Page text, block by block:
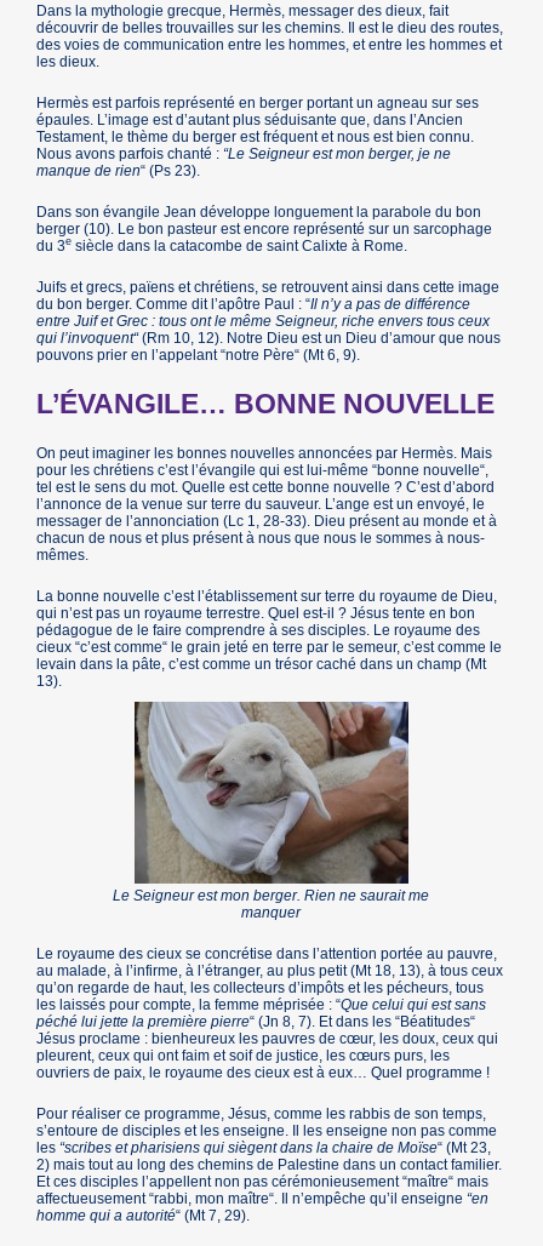
Dans la mythologie grecque, Hermès, messager des dieux, fait
découvrir de belles trouvailles sur les chemins. Il est le dieu des routes,
des voies de communication entre les hommes, et entre les hommes et
les dieux.
Hermès est parfois représenté en berger portant un agneau sur ses
épaules. L’image est d’autant plus séduisante que, dans l’Ancien
Testament, le thème du berger est fréquent et nous est bien connu.
Nous avons parfois chanté : “Le Seigneur est mon berger, je ne
manque de rien“ (Ps 23).
Dans son évangile Jean développe longuement la parabole du bon
berger (10). Le bon pasteur est encore représenté sur un sarcophage
du 3e siècle dans la catacombe de saint Calixte à Rome.
Juifs et grecs, païens et chrétiens, se retrouvent ainsi dans cette image
du bon berger. Comme dit l’apôtre Paul : “Il n’y a pas de différence
entre Juif et Grec : tous ont le même Seigneur, riche envers tous ceux
qui l’invoquent“(Rm 10, 12). Notre Dieu est un Dieu d’amour que nous
pouvons prier en l’appelant “notre Père“ (Mt 6, 9).
L’ÉVANGILE… BONNE NOUVELLE
On peut imaginer les bonnes nouvelles annoncées par Hermès. Mais
pour les chrétiens c’est l’évangile qui est lui-même “bonne nouvelle“,
tel est le sens du mot. Quelle est cette bonne nouvelle ? C’est d’abord
l’annonce de la venue sur terre du sauveur. L’ange est un envoyé, le
messager de l’annonciation (Lc 1, 28-33). Dieu présent au monde et à
chacun de nous et plus présent à nous que nous le sommes à nous-
mêmes.
La bonne nouvelle c’est l’établissement sur terre du royaume de Dieu,
qui n’est pas un royaume terrestre. Quel est-il ? Jésus tente en bon
pédagogue de le faire comprendre à ses disciples. Le royaume des
cieux “c’est comme“ le grain jeté en terre par le semeur, c’est comme le
levain dans la pâte, c’est comme un trésor caché dans un champ (Mt
13).
Le Seigneur est mon berger. Rien ne saurait me
manquer
Le royaume des cieux se concrétise dans l’attention portée au pauvre,
au malade, à l’infirme, à l’étranger, au plus petit (Mt 18, 13), à tous ceux
qu’on regarde de haut, les collecteurs d’impôts et les pécheurs, tous
les laissés pour compte, la femme méprisée : “Que celui qui est sans
péché lui jette la première pierre“ (Jn 8, 7). Et dans les “Béatitudes“
Jésus proclame : bienheureux les pauvres de cœur, les doux, ceux qui
pleurent, ceux qui ont faim et soif de justice, les cœurs purs, les
ouvriers de paix, le royaume des cieux est à eux… Quel programme !
Pour réaliser ce programme, Jésus, comme les rabbis de son temps,
s’entoure de disciples et les enseigne. Il les enseigne non pas comme
les “scribes et pharisiens qui siègent dans la chaire de Moïse“ (Mt 23,
2) mais tout au long des chemins de Palestine dans un contact familier.
Et ces disciples l’appellent non pas cérémonieusement “maître“ mais
affectueusement “rabbi, mon maître“. Il n’empêche qu’il enseigne “en
homme qui a autorité“ (Mt 7, 29).